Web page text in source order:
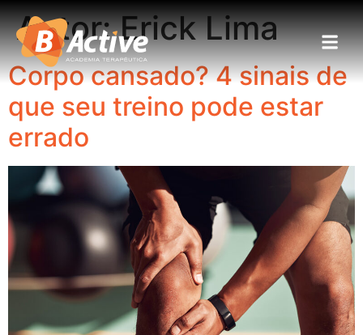
Autor:Erick Lima
Corpo cansado? 4 sinais de
que seu treino pode estar
errado